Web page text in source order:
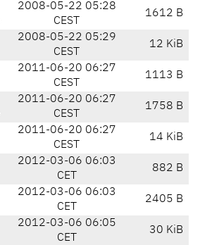
2008-05-22 05:28
CEST
1612 B
2008-05-22 05:29
CEST
12 KiB
2011-06-20 06:27
CEST
1113 B
2011-06-20 06:27
CEST
1758 B
2011-06-20 06:27
CEST
14 KiB
2012-03-06 06:03
CET
882 B
2012-03-06 06:03
CET
2405 B
2012-03-06 06:05
CET
30 KiB